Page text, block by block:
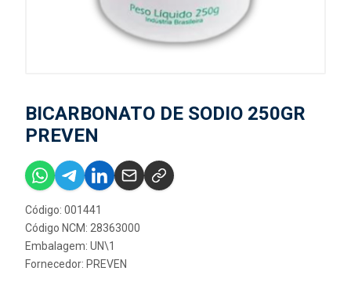
BICARBONATO DE SODIO 250GR
PREVEN
Código: 001441
Código NCM: 28363000
Embalagem: UN\1
Fornecedor: PREVEN